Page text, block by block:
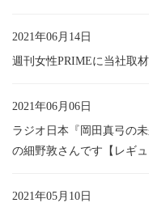
2021年06月14日
週刊女性PRIMEに当社取
2021年06月06日
ラジオ日本『岡田真弓の
の細野敦さんです【レギュ
2021年05月10日